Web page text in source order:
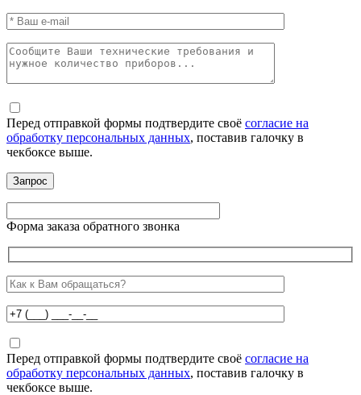
Перед отправкой формы подтвердите своё согласие на
обработку персональных данных, поставив галочку в
чекбоксе выше.
Форма заказа обратного звонка
Перед отправкой формы подтвердите своё согласие на
обработку персональных данных, поставив галочку в
чекбоксе выше.